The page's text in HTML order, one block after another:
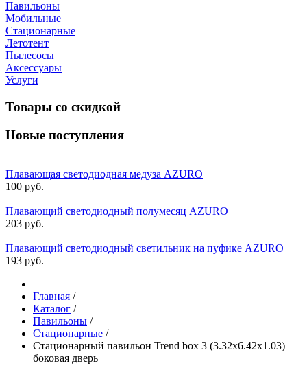
Павильоны
Мобильные
Стационарные
Летотент
Пылесосы
Аксессуары
Услуги
Товары со скидкой
Новые поступления
Плавающая светодиодная медуза AZURO
100 руб.
Плавающий светодиодный полумесяц AZURO
203 руб.
Плавающий светодиодный светильник на пуфике AZURO
193 руб.
Главная /
Каталог /
Павильоны /
Стационарные /
Стационарный павильон Trend box 3 (3.32х6.42х1.03)
боковая дверь